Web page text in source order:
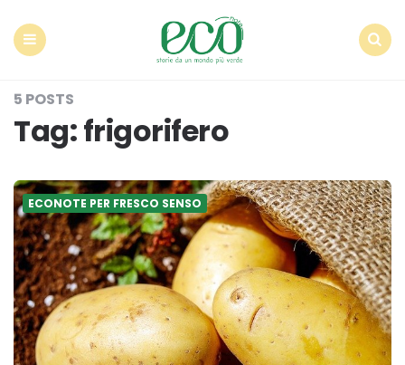
5 POSTS
Tag:frigorifero
ECONOTE PER FRESCO SENSO